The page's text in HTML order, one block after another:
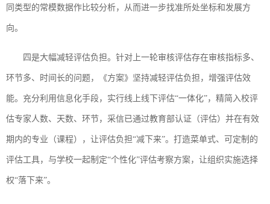
同类型的常模数据作比较分析，从而进一步找准所处坐标和发展方
向。
四是大幅减轻评估负担。针对上一轮审核评估存在审核指标多、
环节多、时间长的问题，《方案》坚持减轻评估负担，增强评估效
能。充分利用信息化手段，实行线上线下评估“一体化”，精简入校评
估专家人数、天数、环节，采信已通过教育部认证（评估）并在有效
期内的专业（课程），让评估负担“减下来”。打造菜单式、可定制的
评估工具，与学校一起制定“个性化”评估考察方案，让组织实施选择
权“落下来”。